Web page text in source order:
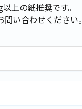
上の紙推奨です。
い合わせください。